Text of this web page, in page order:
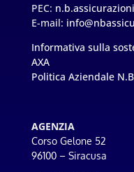
PEC:
E-mail:
Informativa sulla
AXA
Politica Aziendale
AGENZIA
Corso Gelone 52
96100 – Siracusa